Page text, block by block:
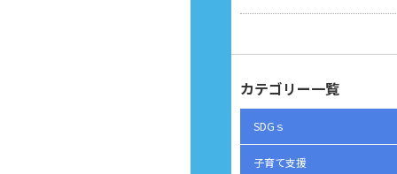
カテゴリー一覧
SDGｓ
子育て支援